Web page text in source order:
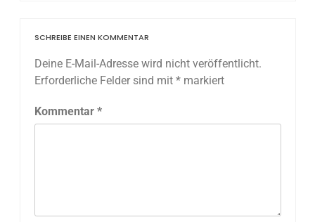
SCHREIBE EINEN KOMMENTAR
Deine E-Mail-Adresse wird nicht veröffentlicht.
Erforderliche Felder sind mit *markiert
Kommentar *